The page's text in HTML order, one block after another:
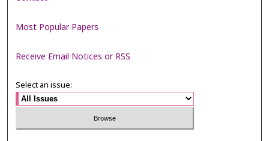
Most Popular Papers
Receive Email Notices or RSS
Select an issue: